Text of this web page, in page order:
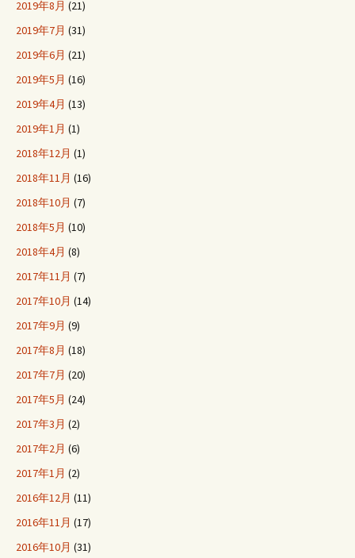
2019年8月 (21)
2019年7月 (31)
2019年6月 (21)
2019年5月 (16)
2019年4月 (13)
2019年1月 (1)
2018年12月 (1)
2018年11月 (16)
2018年10月 (7)
2018年5月 (10)
2018年4月 (8)
2017年11月 (7)
2017年10月 (14)
2017年9月 (9)
2017年8月 (18)
2017年7月 (20)
2017年5月 (24)
2017年3月 (2)
2017年2月 (6)
2017年1月 (2)
2016年12月 (11)
2016年11月 (17)
2016年10月 (31)